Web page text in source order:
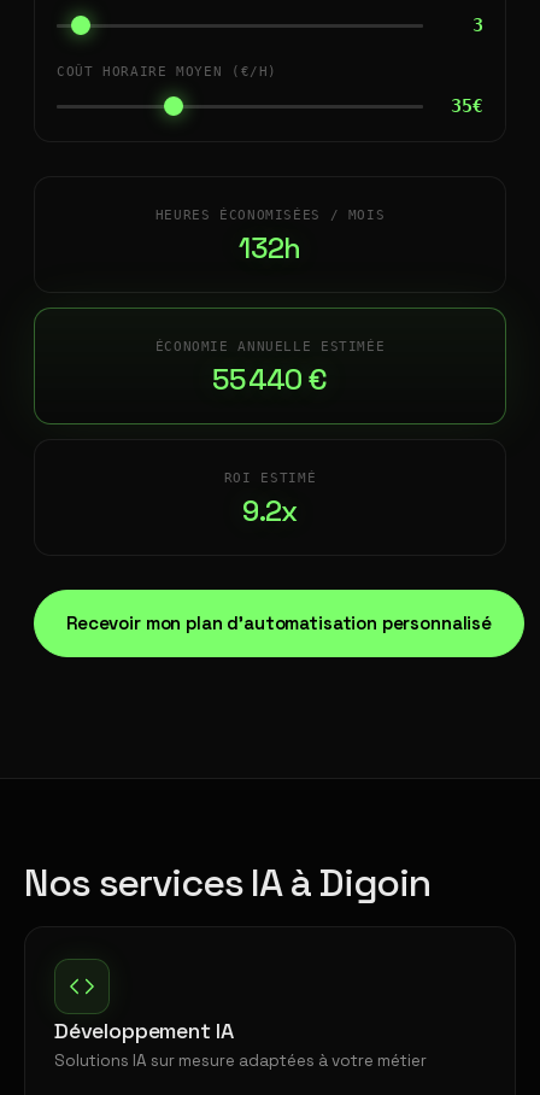
3
COÛT HORAIRE MOYEN (€/H)
35€
HEURES ÉCONOMISÉES / MOIS
132h
ÉCONOMIE ANNUELLE ESTIMÉE
55 440 €
ROI ESTIMÉ
9.2x
Recevoir mon plan d'automatisation personnalisé
Nos services IA à Digoin
Développement IA
Solutions IA sur mesure adaptées à votre métier